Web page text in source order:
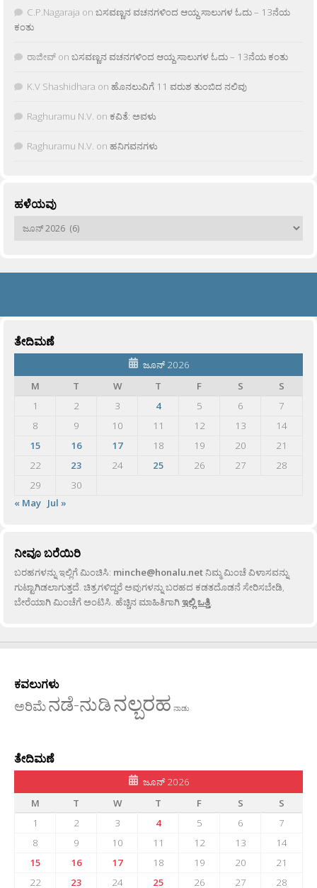
C.P.Nagaraja on ಬಸವಣ್ಣನ ವಚನಗಳಿಂದ ಆಯ್ದ ಸಾಲುಗಳ ಓದು – 13ನೆಯ
ಕಂತು
ರಾಜೀವ್ on ಬಸವಣ್ಣನ ವಚನಗಳಿಂದ ಆಯ್ದ ಸಾಲುಗಳ ಓದು – 13ನೆಯ ಕಂತು
K.V Shashidhara on ಹೊನಲುವಿಗೆ 11 ವರುಶ ತುಂಬಿದ ನಲಿವು
Raghuramu N.V. on ಕವಿತೆ: ಅವಳು
Raghuramu N.V. on ಹನಿಗವನಗಳು
ಹಳೆಯವು
ಹಳೆಯವು
ತೇದಿಮಣೆ
ಜೂನ್ 2026
M
T W T F S
S
1
2 3 4 5 6
7
8
9 10 11 12 13
14
15
16 17 18 19 20
21
22
23 24 25 26 27
28
29
30
« May Jul »
ನೀವೂ ಬರೆಯಿರಿ
ಬರಹಗಳನ್ನು ಇಲ್ಲಿಗೆ ಮಿಂಚಿಸಿ: minche@honalu.netನಿಮ್ಮ ಮಿಂಚೆ ವಿಳಾಸವನ್ನು
ಗುಟ್ಟಾಗಿಡಲಾಗುತ್ತದೆ. ಚಿತ್ರಗಳಿದ್ದರೆ ಅವುಗಳನ್ನು ಬರಹದ ಕಡತದೊಡನೆ ಸೇರಿಸಬೇಡಿ,
ಬೇರೆಯಾಗಿ ಮಿಂಚೆಗೆ ಅಂಟಿಸಿ. ಹೆಚ್ಚಿನ ಮಾಹಿತಿಗಾಗಿಇಲ್ಲಿ ಒತ್ತಿ.
ಕವಲುಗಳು
ಅರಿಮೆನಡೆ-ನುಡಿನಲ್ಬರಹ ನಾಡು
ತೇದಿಮಣೆ
ಜೂನ್ 2026
M
T W T F S
S
1
2 3 4 5 6
7
8
9 10 11 12 13
14
15
16 17 18 19 20
21
22
23 24 25 26 27 28